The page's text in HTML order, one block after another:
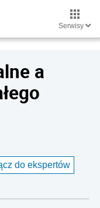
Serwisy
a
do ekspertów